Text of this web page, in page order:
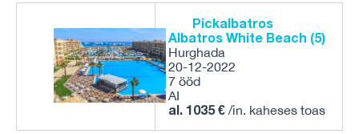
Pickalbatros
Albatros White Beach (5)
Hurghada
20-12-2022
7 ööd
AI
al. 1035€ /in. kaheses toas